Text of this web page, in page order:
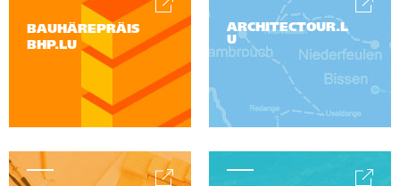
BAUHÄREPRÄIS
BHP.LU
ARCHITECTOUR.L
U